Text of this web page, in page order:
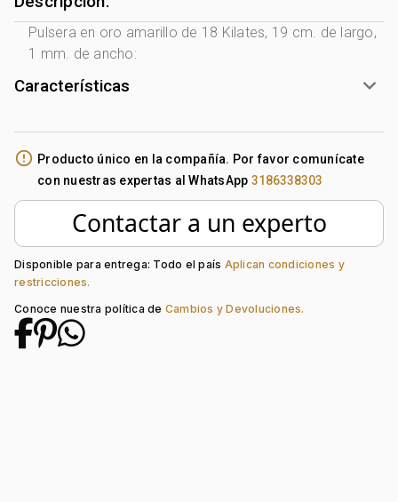
Pulsera en oro amarillo de 18 Kilates, 19 cm. de largo,
1 mm. de ancho:
Características
Género: Mujer
Tono Metal:
Metal: Oro 18 Kilates
Tejido: Figuras Geométricas
Subforma: Cubos
Longitud:
19
Tipo de terminado: Liso
Tipo de Broche: Pico Loro
error_outline Producto único en la compañía. Por favor comunícate
con nuestras expertas al WhatsApp 3186338303
Contactar a un experto
Disponible para entrega: Todo el país Aplican condiciones y
restricciones.
Conoce nuestra política de Cambios y Devoluciones.